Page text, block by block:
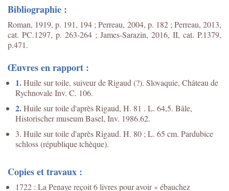
Bibliographie :
Roman, 1919, p. 191, 194 ; Perreau, 2004, p. 182 ; Perreau, 2013,
cat. PC.1297, p. 263-264 ; James-Sarazin, 2016, II, cat. P.1379,
p.471.
Œuvres en rapport :
1.Huile sur toile, suiveur de Rigaud (?). Slovaquie, Château de
Rychnovale Inv. C. 106.
2.Huile sur toile d'après Rigaud, H. 81 . L. 64,5. Bâle,
Historischer museum Basel, Inv. 1986.62.
3. Huile sur toile d'après Rigaud. H. 80 ; L. 65 cm. Pardubice
schloss (république tchèque).
Copies et travaux :
1722 : La Penaye reçoit 6 livres pour avoir « ébauchez